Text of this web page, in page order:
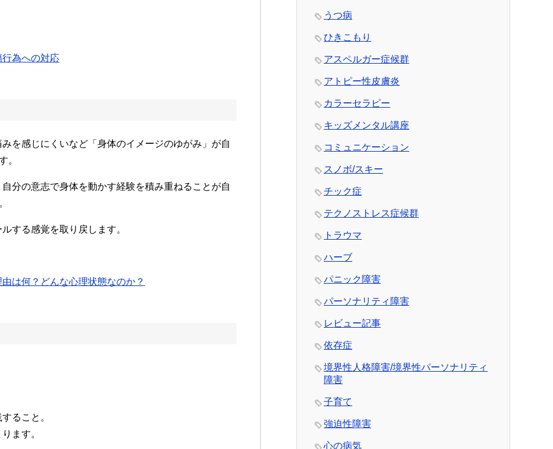
為への対応
を感じにくいなど「身体のイメージのゆがみ」が自
。
分の意志で身体を動かす経験を積み重ねることが自
する感覚を取り戻します。
は何？どんな心理状態なのか？
ること。
ます。
うつ病
ひきこもり
アスペルガー症候群
アトピー性皮膚炎
カラーセラピー
キッズメンタル講座
コミュニケーション
スノボ/スキー
チック症
テクノストレス症候群
トラウマ
ハーブ
パニック障害
パーソナリティ障害
レビュー記事
依存症
境界性人格障害/境界性パーソナリティ
障害
子育て
強迫性障害
心の病気